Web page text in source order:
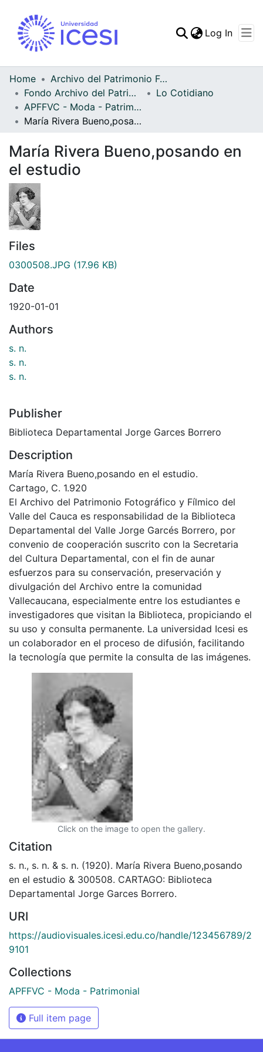
Statistics
Log In
Home
Archivo del Patrimonio Fotográfico y Fílmico del Valle del Cauca
Fondo Archivo del Patrimonio Fotográfico y Fílmico del Valle del Cauca
Lo Cotidiano
APFFVC - Moda - Patrimonial
María Rivera Bueno,posando en el estudio
María Rivera Bueno,posando en
el estudio
Files
0300508.JPG (17.96 KB)
Date
1920-01-01
Authors
s. n.
s. n.
s. n.
Publisher
Biblioteca Departamental Jorge Garces Borrero
Description
María Rivera Bueno,posando en el estudio.
Cartago, C. 1.920
El Archivo del Patrimonio Fotográfico y Fílmico del
Valle del Cauca es responsabilidad de la Biblioteca
Departamental del Valle Jorge Garcés Borrero, por
convenio de cooperación suscrito con la Secretaria
del Cultura Departamental, con el fin de aunar
esfuerzos para su conservación, preservación y
divulgación del Archivo entre la comunidad
Vallecaucana, especialmente entre los estudiantes e
investigadores que visitan la Biblioteca, propiciando el
su uso y consulta permanente. La universidad Icesi es
un colaborador en el proceso de difusión, facilitando
la tecnología que permite la consulta de las imágenes.
Click on the image to open the gallery.
Citation
s. n., s. n. & s. n. (1920). María Rivera Bueno,posando
en el estudio & 300508. CARTAGO: Biblioteca
Departamental Jorge Garces Borrero.
URI
https://audiovisuales.icesi.edu.co/handle/123456789/2
9101
Collections
APFFVC - Moda - Patrimonial
Full item page